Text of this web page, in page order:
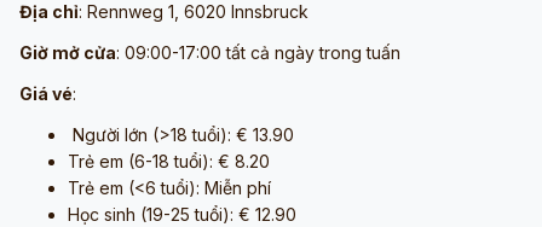
Địa chỉ: Rennweg 1, 6020 Innsbruck
Giờ mở cửa: 09:00-17:00 tất cả ngày trong tuấn
Giá vé:
Người lớn (>18 tuổi): € 13.90
Trẻ em (6-18 tuổi): € 8.20
Trẻ em (<6 tuổi): Miễn phí
Học sinh (19-25 tuổi): € 12.90